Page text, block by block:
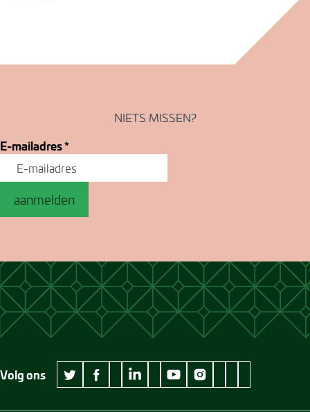
NIETS MISSEN?
E-mailadres*
aanmelden
Volg ons
twitter Museum Jan Cunen
facebook Museum Jan Cunen
wikipedia Museum Jan Cunen
linkedin Museum Jan Cunen
googleplus Museum Jan Cunen
youtube Museum Jan Cunen
instagram Museum